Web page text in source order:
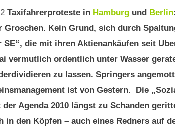
Taxifahrerproteste in Hamburg und Berlin
Groschen. Kein Grund, sich durch
SE“, die mit ihren Aktienankäufen seit
vermutlich ordentlich unter Wasser
zu lassen. Springers
ist von Gestern. Die
der Agenda 2010 längst zu Schanden
in den Köpfen – auch eines Redners auf